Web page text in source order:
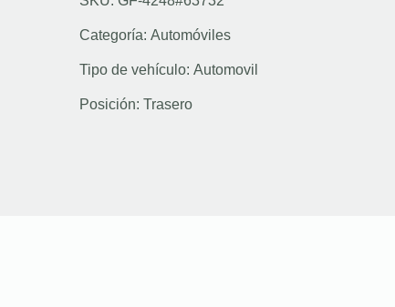
Categoría: Automóviles
Tipo de vehículo: Automovil
Posición: Trasero